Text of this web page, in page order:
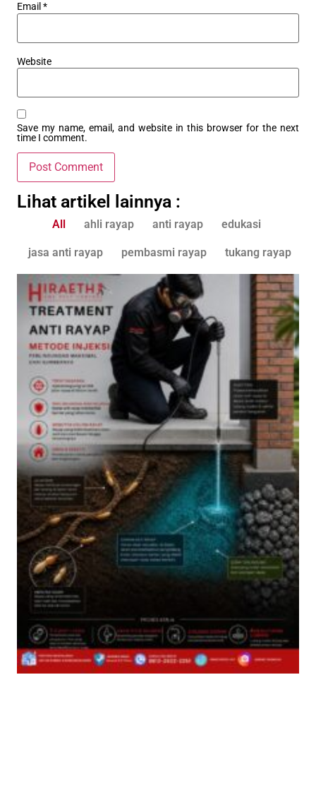
Email *
Website
Save my name, email, and website in this browser for the next
time I comment.
Lihat artikel lainnya :
All ahli rayap anti rayap edukasi
jasa anti rayap pembasmi rayap tukang rayap